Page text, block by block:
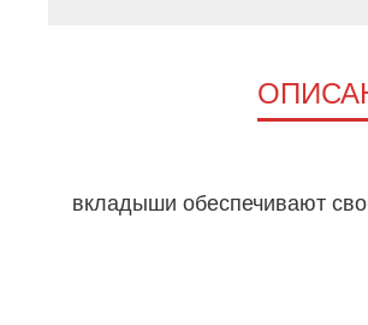
вкладыши обеспечивают